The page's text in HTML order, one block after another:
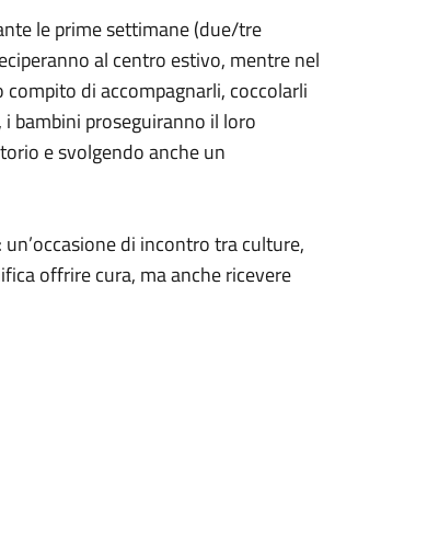
le prime settimane (due/tre
al centro estivo, mentre nel
di accompagnarli, coccolarli
bambini proseguiranno il loro
e svolgendo anche un
di incontro tra culture,
offrire cura, ma anche ricevere